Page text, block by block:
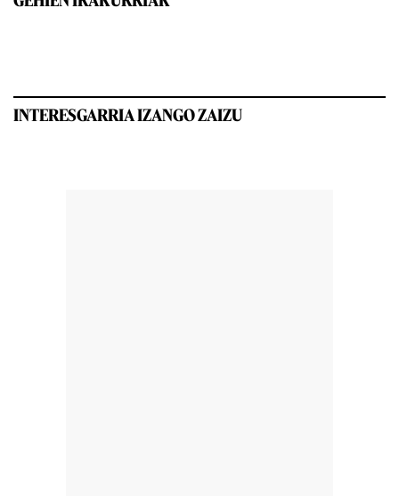
INTERESGARRIA IZANGO ZAIZU